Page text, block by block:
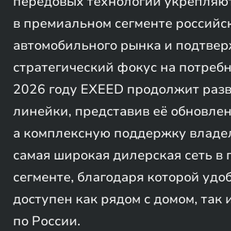
в премиальном сегменте
автомобильного рынка и
стратегический фокус на
2026 году EXEED продолжит
линейки, представив её
а комплексную поддержку
самая широкая дилерская сеть в
сегменте, благодаря которой
доступен как рядом с домом, так
по России.